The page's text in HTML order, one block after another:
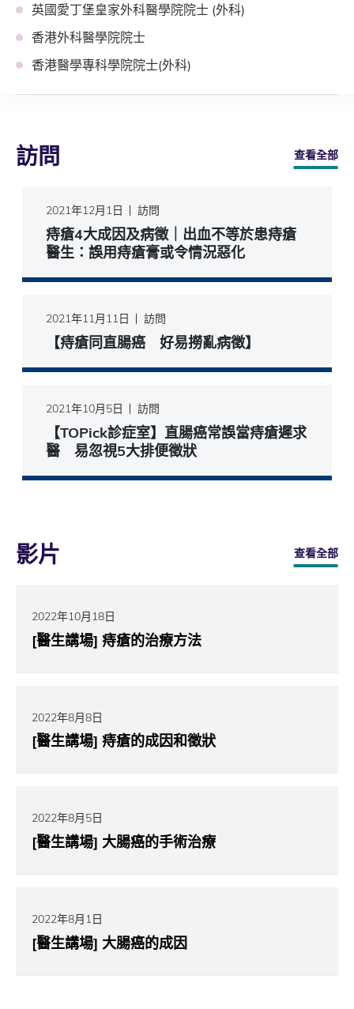
英國愛丁堡皇家外科醫學院院士 (外科)
香港外科醫學院院士
香港醫學專科學院院士(外科)
訪問 查看全部
2021年12月1日 訪問
痔瘡4大成因及病徵｜出血不等於患痔瘡
醫生：誤用痔瘡膏或令情況惡化
2021年11月11日 訪問
【痔瘡同直腸癌 好易撈亂病徵】
2021年10月5日 訪問
【TOPick診症室】直腸癌常誤當痔瘡遲求
醫 易忽視5大排便徵狀
影片 查看全部
2022年10月18日
[醫生講場] 痔瘡的治療方法
2022年8月8日
[醫生講場] 痔瘡的成因和徵狀
2022年8月5日
[醫生講場] 大腸癌的手術治療
2022年8月1日
[醫生講場] 大腸癌的成因